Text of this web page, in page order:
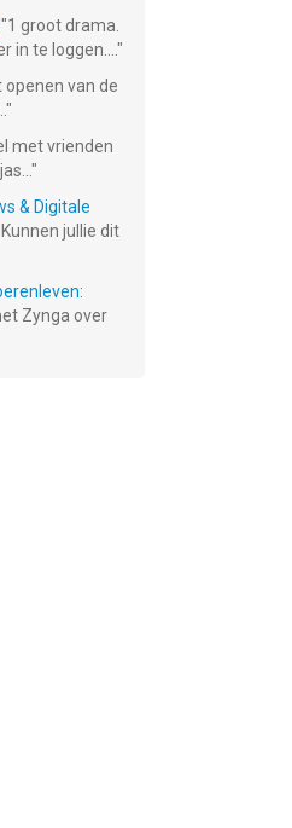
1 groot drama.
te loggen.... "
openen van de
"
met vrienden
"
& Digitale
jullie dit
:
Zynga over